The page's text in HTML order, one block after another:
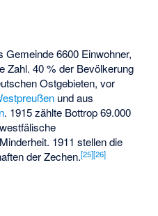
Gemeinde 6600 Einwohner,
Zahl. 40 % der Bevölkerung
Ostgebieten, vor
und aus
. 1915 zählte Bottrop 69.000
1911 stellen die
der Zechen.[25][26]